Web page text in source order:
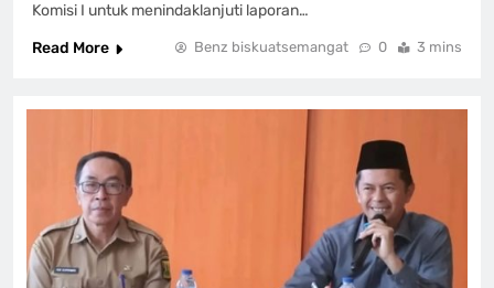
Komisi I untuk menindaklanjuti laporan…
Read More
Benz biskuatsemangat 0 3 mins